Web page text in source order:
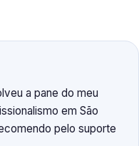
a pane do meu
em São
pelo suporte